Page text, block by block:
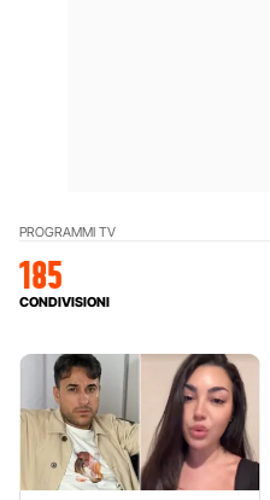
PROGRAMMI TV
185
CONDIVISIONI